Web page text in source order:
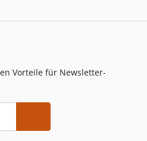
Vorteile für Newsletter-